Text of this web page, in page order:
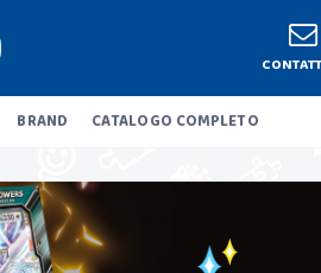
BRAND CATALOGO COMPLETO